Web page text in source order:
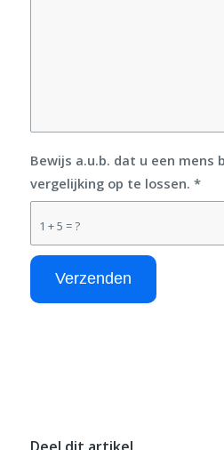
1 + 5 = ?
Bewijs a.u.b. dat u een mens
vergelijking op te lossen. *